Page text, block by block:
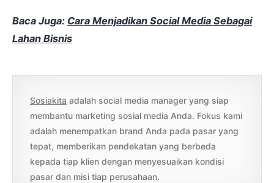
Baca Juga: Cara Menjadikan Social Media Sebagai
Lahan Bisnis
Sosiakita adalah social media manager yang siap
membantu marketing sosial media Anda. Fokus kami
adalah menempatkan brand Anda pada pasar yang
tepat, memberikan pendekatan yang berbeda
kepada tiap klien dengan menyesuaikan kondisi
pasar dan misi tiap perusahaan.